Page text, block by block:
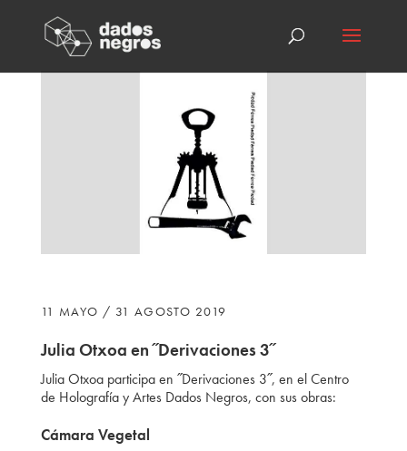
11 MAYO / 31 AGOSTO 2019
Julia Otxoa en ˝Derivaciones 3˝
Julia Otxoa participa en ˝Derivaciones 3˝, en el Centro
de Holografía y Artes Dados Negros, con sus obras:
Cámara Vegetal